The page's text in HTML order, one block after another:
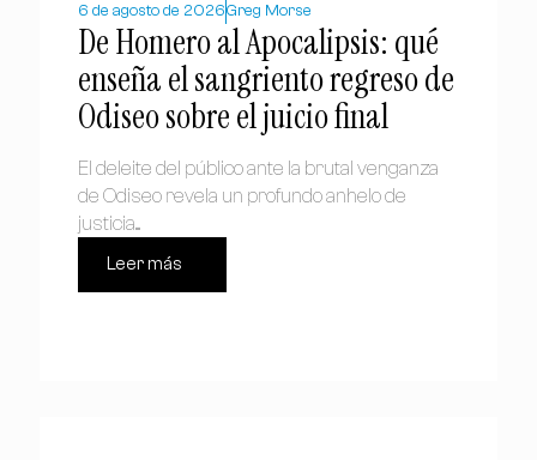
6 de agosto de 2026Greg Morse
De Homero al Apocalipsis: qué
enseña el sangriento regreso de
Odiseo sobre el juicio final
El deleite del público ante la brutal venganza
de Odiseo revela un profundo anhelo de
justicia....
Leer más